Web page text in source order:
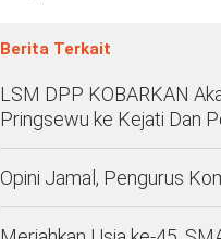
Berita Terkait
LSM DPP KOBARKAN
Pringsewu ke Kejati Dan
Opini Jamal, Pengurus